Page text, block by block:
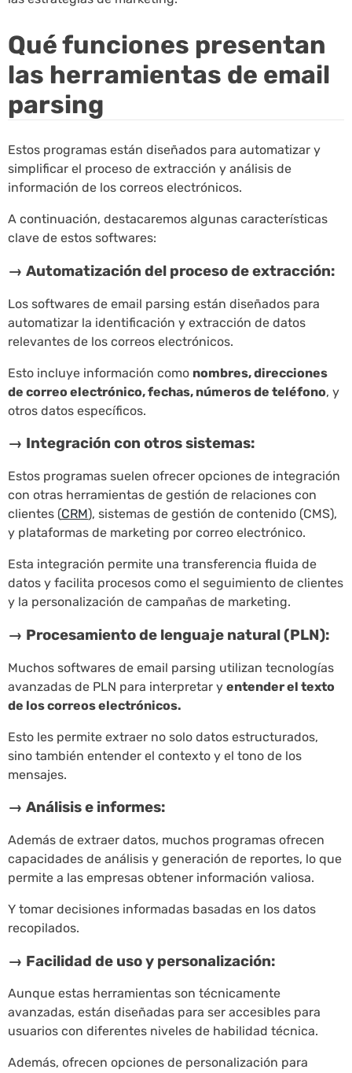
Qué funciones presentan
las herramientas de email
parsing
Estos programas están diseñados para automatizar y
simplificar el proceso de extracción y análisis de
información de los correos electrónicos.
A continuación, destacaremos algunas características
clave de estos softwares:
→ Automatización del proceso de extracción:
Los softwares de email parsing están diseñados para
automatizar la identificación y extracción de datos
relevantes de los correos electrónicos.
Esto incluye información como nombres, direcciones
de correo electrónico, fechas, números de teléfono, y
otros datos específicos.
→ Integración con otros sistemas:
Estos programas suelen ofrecer opciones de integración
con otras herramientas de gestión de relaciones con
clientes (CRM), sistemas de gestión de contenido (CMS),
y plataformas de marketing por correo electrónico.
Esta integración permite una transferencia fluida de
datos y facilita procesos como el seguimiento de clientes
y la personalización de campañas de marketing.
→ Procesamiento de lenguaje natural (PLN):
Muchos softwares de email parsing utilizan tecnologías
avanzadas de PLN para interpretar y entender el texto
de los correos electrónicos.
Esto les permite extraer no solo datos estructurados,
sino también entender el contexto y el tono de los
mensajes.
→ Análisis e informes:
Además de extraer datos, muchos programas ofrecen
capacidades de análisis y generación de reportes, lo que
permite a las empresas obtener información valiosa.
Y tomar decisiones informadas basadas en los datos
recopilados.
→ Facilidad de uso y personalización:
Aunque estas herramientas son técnicamente
avanzadas, están diseñadas para ser accesibles para
usuarios con diferentes niveles de habilidad técnica.
Además, ofrecen opciones de personalización para